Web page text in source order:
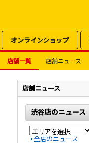
オンラインショップ
店舗一覧 店舗ニュース
店舗ニュース
渋谷店のニュース
全店のニュース